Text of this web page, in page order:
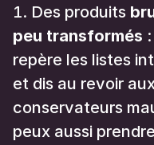
Des produits
peu transformés
repère les listes
et dis au revoir
conservateurs
peux aussi